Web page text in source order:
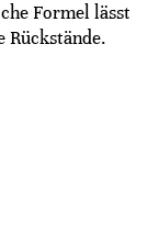
Formel lässt
Rückstände.